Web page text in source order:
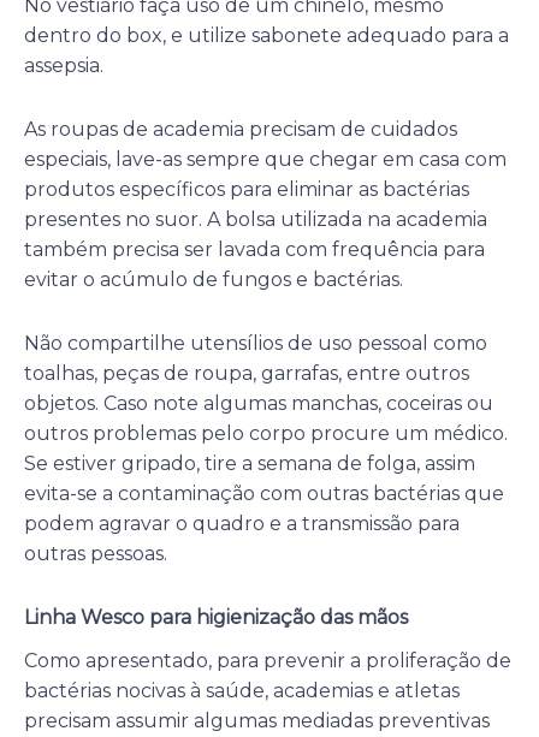
No vestiário faça uso de um chinelo, mesmo
dentro do box, e utilize sabonete adequado para a
assepsia.
As roupas de academia precisam de cuidados
especiais, lave-as sempre que chegar em casa com
produtos específicos para eliminar as bactérias
presentes no suor. A bolsa utilizada na academia
também precisa ser lavada com frequência para
evitar o acúmulo de fungos e bactérias.
Não compartilhe utensílios de uso pessoal como
toalhas, peças de roupa, garrafas, entre outros
objetos. Caso note algumas manchas, coceiras ou
outros problemas pelo corpo procure um médico.
Se estiver gripado, tire a semana de folga, assim
evita-se a contaminação com outras bactérias que
podem agravar o quadro e a transmissão para
outras pessoas.
Linha Wesco para higienização das mãos
Como apresentado, para prevenir a proliferação de
bactérias nocivas à saúde, academias e atletas
precisam assumir algumas mediadas preventivas